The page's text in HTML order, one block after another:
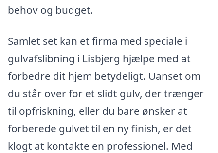
behov og budget.
Samlet set kan et firma med speciale i
gulvafslibning i Lisbjerg hjælpe med at
forbedre dit hjem betydeligt. Uanset om
du står over for et slidt gulv, der trænger
til opfriskning, eller du bare ønsker at
forberede gulvet til en ny finish, er det
klogt at kontakte en professionel. Med